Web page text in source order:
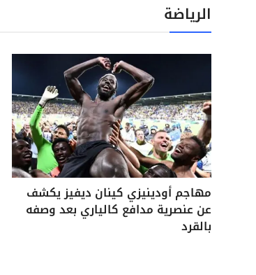
الرياضة
مهاجم أودينيزي كينان ديفيز يكشف
عن عنصرية مدافع كالياري بعد وصفه
بالقرد